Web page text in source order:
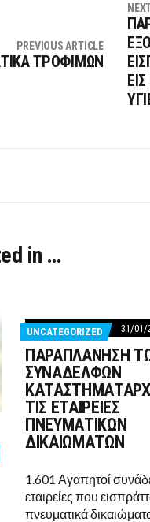
PREVIOUS ARTICLE
ΤΡΟΦΙΜΩΝ
in …
UNCATEGORIZED 31/01/
ΠΑΡΑΠΛΑΝΗΣΗ
ΣΥΝΑΔΕΛΦΩΝ
ΤΙΣ ΕΤΑΙΡΕΙΕΣ
ΠΝΕΥΜΑΤΙΚΩΝ
ΔΙΚΑΙΩΜΑΤΩΝ
1.601 Αγαπητοί
εταιρείες που
πνευματικά